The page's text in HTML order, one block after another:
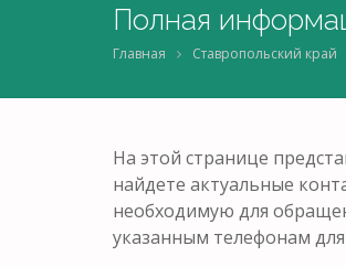
Полная
Главная Ставропольский край
На этой странице
найдете актуальные
необходимую для
указанным телефонам